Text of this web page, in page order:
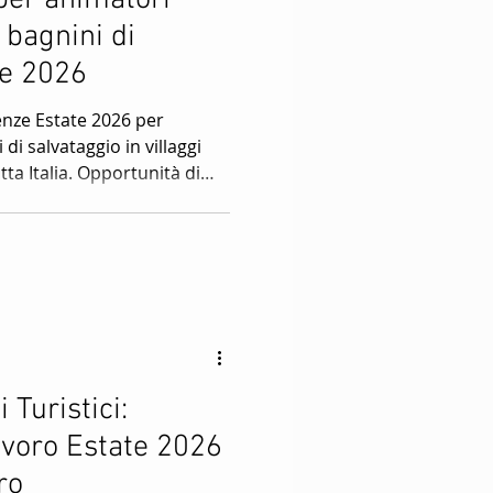
Stagione Invernale
di
2026
Estate 2026 per
salvataggio in villaggi
Italia. Opportunità di
Turistici:
Estate 2026